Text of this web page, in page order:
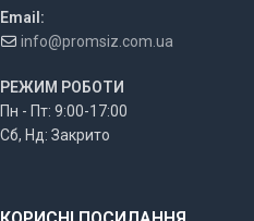
Email:
info@promsiz.com.ua
РЕЖИМ РОБОТИ
Пн - Пт: 9:00-17:00
Сб, Нд: Закрито